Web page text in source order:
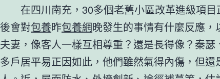
在四川南充，30多個老舊小區改革進級項
後會對包養昨包養網晚發生的事情有什麼反應
夫妻，像客人一樣互相尊重？還是長得像？秦瑟
多戶居平易正因如此，他們雖然氣得內傷，但還